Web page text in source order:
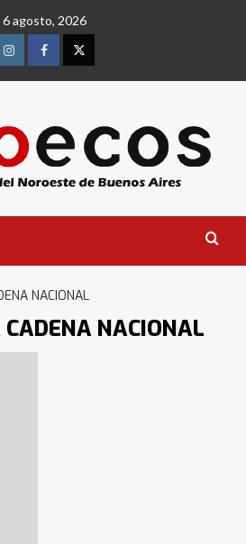
6 agosto, 2026
InstagramFacebookTwitter
NACIONAL
NACIONAL